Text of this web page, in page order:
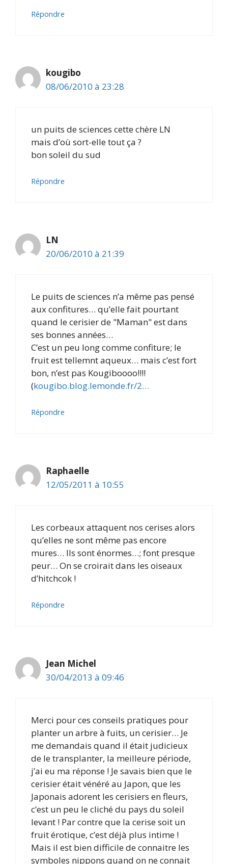
Répondre
kougibo
08/06/2010 à 23:28
un puits de sciences cette chère LN
mais d’où sort-elle tout ça ?
bon soleil du sud
Répondre
LN
20/06/2010 à 21:39
Le puits de sciences n’a même pas pensé
aux confitures… qu’elle fait pourtant
quand le cerisier de "Maman" est dans
ses bonnes années…
C’est un peu long comme confiture; le
fruit est tellemnt aqueux… mais c’est fort
bon, n’est pas Kougiboooo!!!!
(kougibo.blog.lemonde.fr/2…
Répondre
Raphaelle
12/05/2011 à 10:55
Les corbeaux attaquent nos cerises alors
qu’elles ne sont même pas encore
mures… Ils sont énormes…; font presque
peur… On se croirait dans les oiseaux
d’hitchcok !
Répondre
Jean Michel
30/04/2013 à 09:46
Merci pour ces conseils pratiques pour
planter un arbre à fuits, un cerisier… Je
me demandais quand il était judicieux
de le transplanter, la meilleure période,
j’ai eu ma réponse ! Je savais bien que le
cerisier était vénéré au Japon, que les
Japonais adorent les cerisiers en fleurs,
c’est un peu le cliché du pays du soleil
levant ! Par contre que la cerise soit un
fruit érotique, c’est déjà plus intime !
Mais il est bien difficile de connaitre les
symboles nippons quand on ne connait